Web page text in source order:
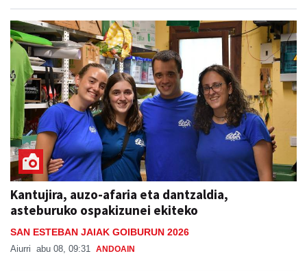
Kantujira, auzo-afaria eta dantzaldia,
asteburuko ospakizunei ekiteko
SAN ESTEBAN JAIAK GOIBURUN 2026
Aiurri abu 08, 09:31 ANDOAIN